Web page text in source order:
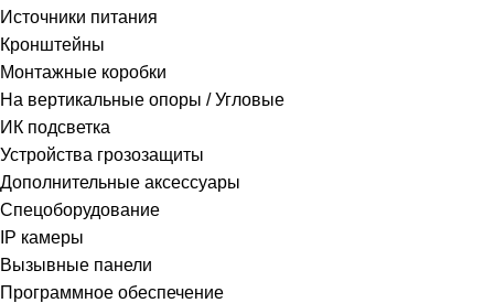
Источники питания
Кронштейны
Монтажные коробки
На вертикальные опоры / Угловые
ИК подсветка
Устройства грозозащиты
Дополнительные аксессуары
Спецоборудование
IP камеры
Вызывные панели
Программное обеспечение